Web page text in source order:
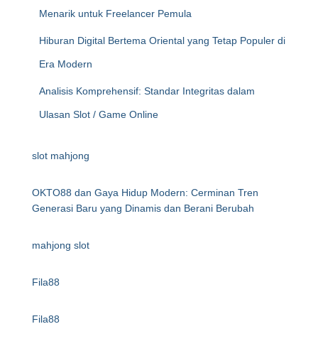
Menarik untuk Freelancer Pemula
Hiburan Digital Bertema Oriental yang Tetap Populer di
Era Modern
Analisis Komprehensif: Standar Integritas dalam
Ulasan Slot / Game Online
slot mahjong
OKTO88 dan Gaya Hidup Modern: Cerminan Tren
Generasi Baru yang Dinamis dan Berani Berubah
mahjong slot
Fila88
Fila88